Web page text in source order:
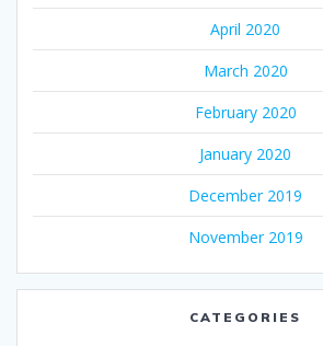
April 2020
March 2020
February 2020
January 2020
December 2019
November 2019
CATEGORIES